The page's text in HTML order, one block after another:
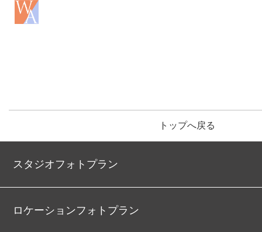
トップへ戻る
スタジオフォトプラン
ロケーションフォトプラン